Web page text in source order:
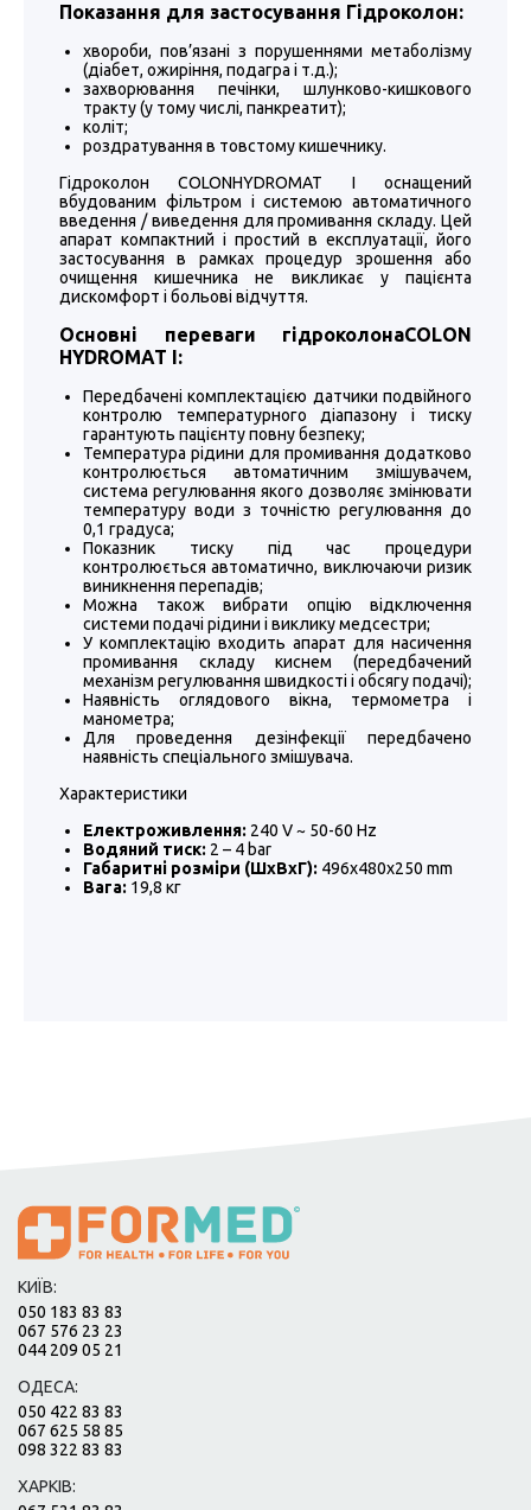
Показання для застосування Гідроколон:
хвороби, пов’язані з порушеннями метаболізму
(діабет, ожиріння, подагра і т.д.);
захворювання печінки, шлунково-кишкового
тракту (у тому числі, панкреатит);
коліт;
роздратування в товстому кишечнику.
Гідроколон COLONHYDROMAT I оснащений
вбудованим фільтром і системою автоматичного
введення / виведення для промивання складу. Цей
апарат компактний і простий в експлуатації, його
застосування в рамках процедур зрошення або
очищення кишечника не викликає у пацієнта
дискомфорт і больові відчуття.
Основні переваги гідроколонаCOLON
HYDROMAT I:
Передбачені комплектацією датчики подвійного
контролю температурного діапазону і тиску
гарантують пацієнту повну безпеку;
Температура рідини для промивання додатково
контролюється автоматичним змішувачем,
система регулювання якого дозволяє змінювати
температуру води з точністю регулювання до
0,1 градуса;
Показник тиску під час процедури
контролюється автоматично, виключаючи ризик
виникнення перепадів;
Можна також вибрати опцію відключення
системи подачі рідини і виклику медсестри;
У комплектацію входить апарат для насичення
промивання складу киснем (передбачений
механізм регулювання швидкості і обсягу подачі);
Наявність оглядового вікна, термометра і
манометра;
Для проведення дезінфекції передбачено
наявність спеціального змішувача.
Характеристики
Електроживлення: 240 V ~ 50-60 Hz
Водяний тиск: 2 – 4 bar
Габаритні розміри (ШхВхГ): 496х480х250 mm
Вага: 19,8 кг
КИЇВ:
050 183 83 83
067 576 23 23
044 209 05 21
ОДЕСА:
050 422 83 83
067 625 58 85
098 322 83 83
ХАРКІВ: